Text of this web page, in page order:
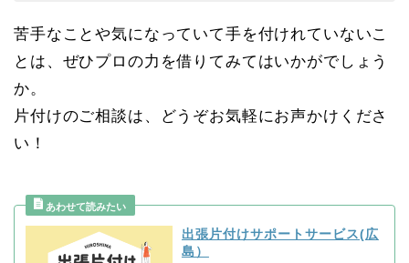
苦手なことや気になっていて手を付けれていないこ
とは、ぜひプロの力を借りてみてはいかがでしょう
か。
片付けのご相談は、どうぞお気軽にお声かけくださ
い！
出張片付けサポートサービス(広
島）